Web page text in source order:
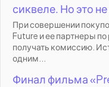
сиквеле. Но это
При совершении
Future и ее партнеры
получать комиссию.
одним...
Финал фильма